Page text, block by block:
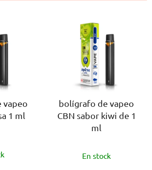
vapeo
1 ml
bolígrafo de vapeo
CBN sabor kiwi de 1
ml
valoración
En stock